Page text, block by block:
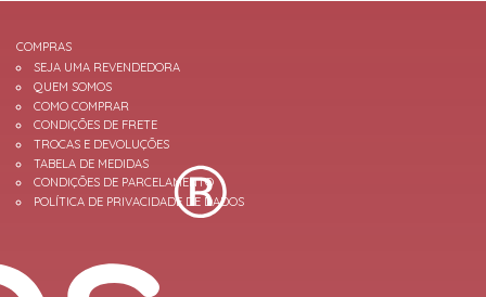
COMPRAS
SEJA UMA REVENDEDORA
QUEM SOMOS
COMO COMPRAR
CONDIÇÕES DE FRETE
TROCAS E DEVOLUÇÕES
TABELA DE MEDIDAS
CONDIÇÕES DE PARCELAMENTO
POLÍTICA DE PRIVACIDADE DE DADOS